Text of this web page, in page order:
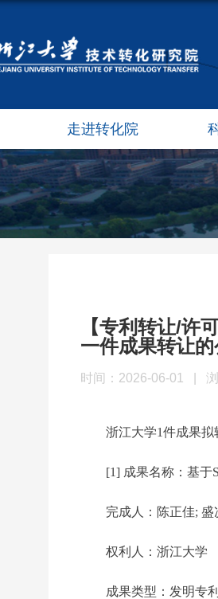
走进转化院
【专利转让/许
一件成果转让
时间：2026-06-01
浙江大学1件成果拟
[1] 成果名称： 基于
完成人： 陈正佳; 盛
权利人： 浙江大学
成果类型： 发明专利